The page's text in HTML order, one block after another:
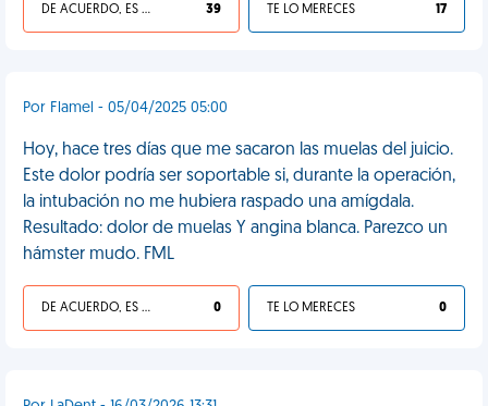
DE ACUERDO, ES UNA VIDA HP 39 TE LO MERECES 17
Por Flamel - 05/04/2025 05:00
Hoy, hace tres días que me sacaron las muelas del juicio.
Este dolor podría ser soportable si, durante la operación,
la intubación no me hubiera raspado una amígdala.
Resultado: dolor de muelas Y angina blanca. Parezco un
hámster mudo. FML
DE ACUERDO, ES UNA VIDA HP 0 TE LO MERECES 0